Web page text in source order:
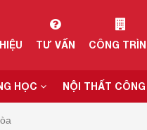
TƯ VẤN CÔNG
HỌC NỘI THẤT